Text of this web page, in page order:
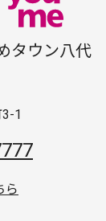
タウン八代
1
ら